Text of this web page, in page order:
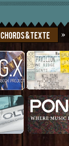
Chords & Texte